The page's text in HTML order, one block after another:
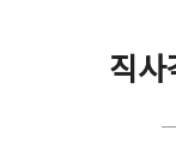
직